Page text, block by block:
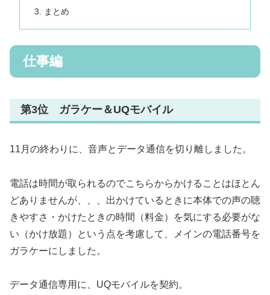
まとめ
仕事編
第3位 ガラケー＆UQモバイル
11月の終わりに、音声とデータ通信を切り離しました。
電話は時間が取られるのでこちらからかけることはほとん
どありませんが、、、出かけているときに本体での声の聴
きやすさ・かけたときの時間（料金）を気にする必要がな
い（かけ放題）という点を考慮して、メインの電話番号を
ガラケーにしました。
データ通信専用に、UQモバイルを契約。